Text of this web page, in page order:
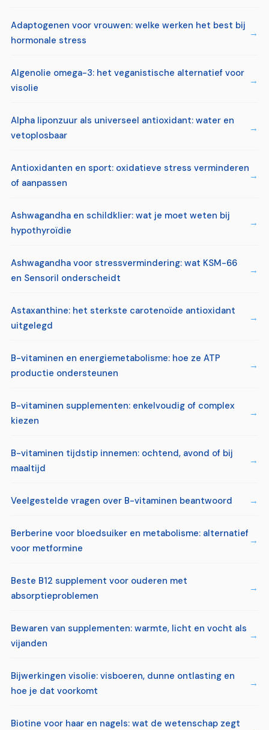
Adaptogenen voor vrouwen: welke werken het best bij
hormonale stress
Algenolie omega-3: het veganistische alternatief voor
visolie
Alpha liponzuur als universeel antioxidant: water en
vetoplosbaar
Antioxidanten en sport: oxidatieve stress verminderen
of aanpassen
Ashwagandha en schildklier: wat je moet weten bij
hypothyroïdie
Ashwagandha voor stressvermindering: wat KSM-66
en Sensoril onderscheidt
Astaxanthine: het sterkste carotenoïde antioxidant
uitgelegd
B-vitaminen en energiemetabolisme: hoe ze ATP
productie ondersteunen
B-vitaminen supplementen: enkelvoudig of complex
kiezen
B-vitaminen tijdstip innemen: ochtend, avond of bij
maaltijd
Veelgestelde vragen over B-vitaminen beantwoord
Berberine voor bloedsuiker en metabolisme: alternatief
voor metformine
Beste B12 supplement voor ouderen met
absorptieproblemen
Bewaren van supplementen: warmte, licht en vocht als
vijanden
Bijwerkingen visolie: visboeren, dunne ontlasting en
hoe je dat voorkomt
Biotine voor haar en nagels: wat de wetenschap zegt